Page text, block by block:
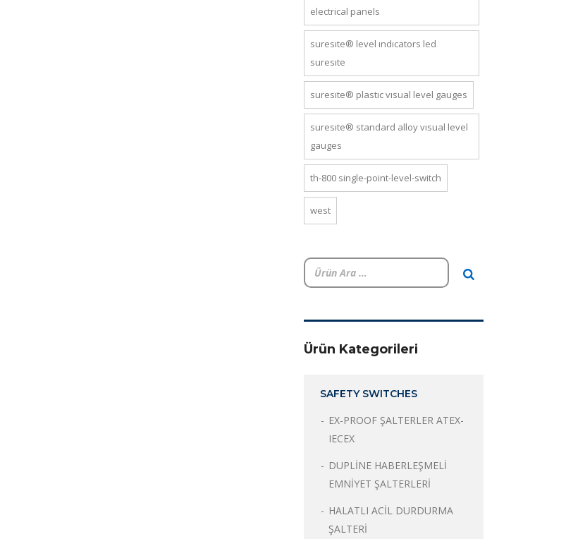
electrical panels
suresite® level indicators led
suresite
suresite® plastic visual level gauges
suresite® standard alloy visual level
gauges
th-800 single-point-level-switch
west
Ürün Kategorileri
SAFETY SWITCHES
EX-PROOF ŞALTERLER ATEX-
IECEX
DUPLİNE HABERLEŞMELİ
EMNİYET ŞALTERLERİ
HALATLI ACİL DURDURMA
ŞALTERİ